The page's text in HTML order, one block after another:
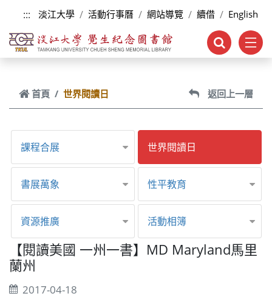
跳到主要內容
::: 淡江大學 活動行事曆 網站導覽 續借 English
首頁 世界閱讀日 返回上一層
課程合展 世界閱讀日
書展萬象 性平教育
資源推廣 活動相簿
【閱讀美國 一州一書】MD Maryland馬里
蘭州
2017-04-18